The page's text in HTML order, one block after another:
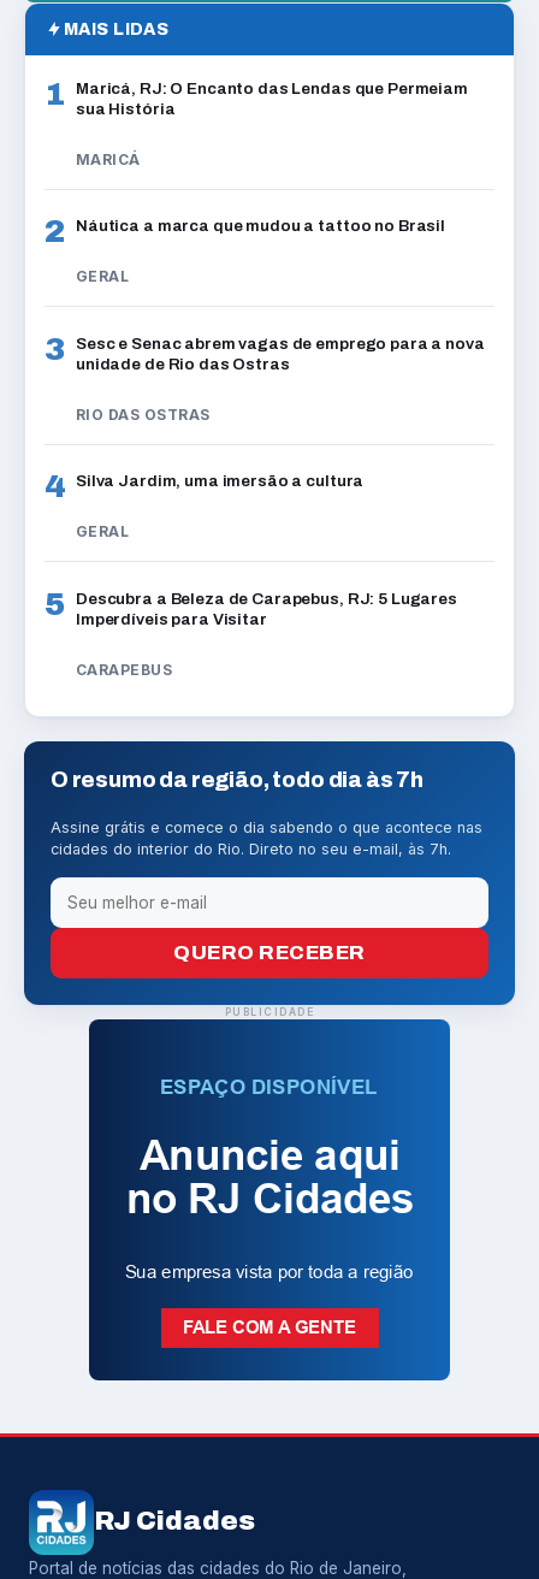
MAIS LIDAS
1
Maricá, RJ: O Encanto das Lendas que Permeiam
sua História
MARICÁ
2 Náutica a marca que mudou a tattoo no Brasil
GERAL
3
Sesc e Senac abrem vagas de emprego para a nova
unidade de Rio das Ostras
RIO DAS OSTRAS
4 Silva Jardim, uma imersão a cultura
GERAL
5
Descubra a Beleza de Carapebus, RJ: 5 Lugares
Imperdíveis para Visitar
CARAPEBUS
O resumo da região, todo dia às 7h
Assine grátis e comece o dia sabendo o que acontece nas
cidades do interior do Rio. Direto no seu e-mail, às 7h.
QUERO RECEBER
PUBLICIDADE
RJ Cidades
Portal de notícias das cidades do Rio de Janeiro,